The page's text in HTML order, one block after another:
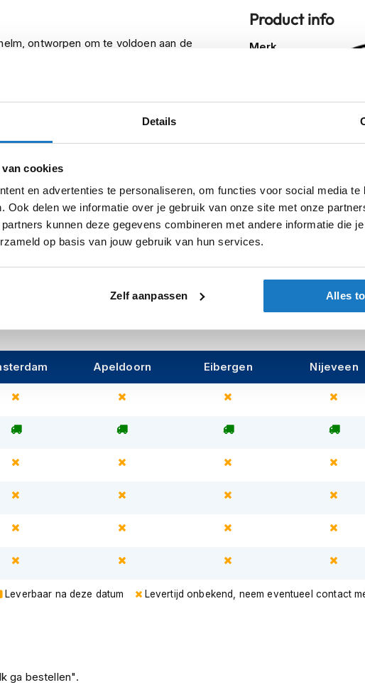
Details
cookies
en advertenties te personaliseren, om functies voor social media te
Ook delen we informatie over je gebruik van onze site met onze
kunnen deze gegevens combineren met andere informatie die
op basis van jouw gebruik van hun services.
Zelf aanpassen Alles
ontworpen om te voldoen aan de
geavanceerde composiet schaal van
dankzij geavanceerde CAD-
is krasbestendig en voorzien van een
afdichting en gebruiksgemak. Met het
optimaliseren voor de perfecte
voor een volledige luchtstroom van voor
afgevoerd. Het vochtregulerende
zorgt voor extra comfort, zelfs
systemen (*apart verkrijgbaar),
gesprekken en navigatie tijdens het
innovatie met de HJC F31 jethelm.
Product info
Meer
Merk
Pinlock
Zonnevizier
Let op
het
Apeldoorn Eibergen Nijeveen
Leverbaar na deze datum Levertijd onbekend, neem eventueel contact
ga bestellen".